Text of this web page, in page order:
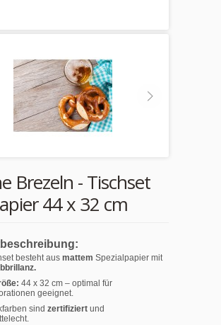
Brezeln - Tischset
44 x 32 cm
besteht aus mattem Spezialpapier mit
44 x 32 cm – optimal für
geeignet.
sind zertifiziert und